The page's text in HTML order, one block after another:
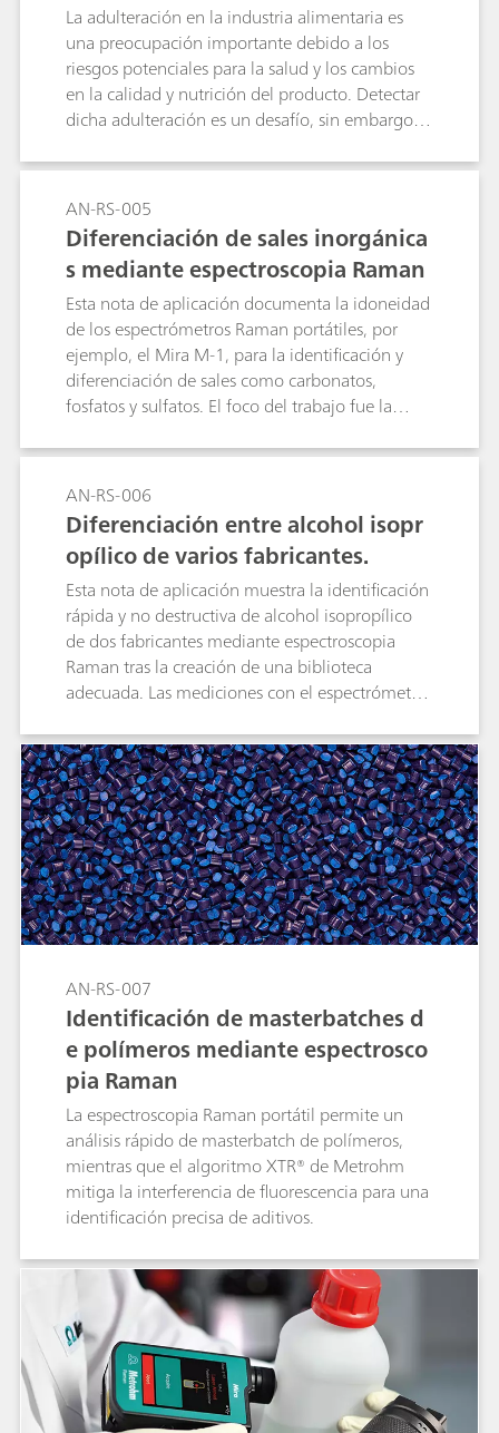
La adulteración en la industria alimentaria es
una preocupación importante debido a los
riesgos potenciales para la salud y los cambios
en la calidad y nutrición del producto. Detectar
dicha adulteración es un desafío, sin embargo,
mediciones precisas durante el proceso de
fabricación son esenciales para identificar
cualquier contaminación en las materias primas
y los productos finales. Esta nota de aplicación
de proceso detalla el análisis en línea de
almidón de patata en el proceso de fabricación
de harina de trigo con un analizador NIR 2060
de Metrohm Process Analytics.
AN-RS-005
Diferenciación de sales inorgánica
s mediante espectroscopia Raman
Esta nota de aplicación documenta la idoneidad
de los espectrómetros Raman portátiles, por
ejemplo, el Mira M-1, para la identificación y
diferenciación de sales como carbonatos,
fosfatos y sulfatos. El foco del trabajo fue la
del agua cristalina en la identificación
espectroscópica Raman de las sales.
AN-RS-006
Diferenciación entre alcohol isopr
opílico de varios fabricantes.
Esta nota de aplicación muestra la identificación
rápida y no destructiva de alcohol isopropílico
de dos fabricantes mediante espectroscopia
Raman tras la creación de una biblioteca
adecuada. Las mediciones con el espectrómetro
preparación de muestras y brindan resultados
inmediatos que identifican las muestras sin
ambigüedades.
AN-RS-007
Identificación de masterbatches d
e polímeros mediante espectrosco
pia Raman
La espectroscopia Raman portátil permite un
análisis rápido de masterbatch de polímeros,
mientras que el algoritmo XTR® de Metrohm
mitiga la interferencia de fluorescencia para una
identificación precisa de aditivos.